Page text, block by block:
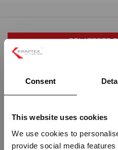
Consent
This website uses cookies
We use cookies to
provide social media
RELATERTE
ETTERLYSENDE PVC SKILT